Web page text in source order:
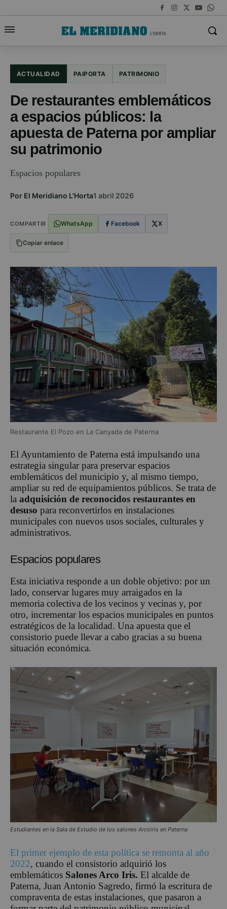
ACTUALIDAD PAIPORTA PATRIMONIO
De restaurantes emblemáticos
a espacios públicos: la
apuesta de Paterna por ampliar
su patrimonio
Espacios populares
Por El Meridiano L'Horta1 abril 2026
COMPARTIR WhatsApp Facebook X
Copiar enlace
Restaurante El Pozo en La Canyada de Paterna
El Ayuntamiento de Paterna está impulsando una
estrategia singular para preservar espacios
emblemáticos del municipio y, al mismo tiempo,
ampliar su red de equipamientos públicos. Se trata de
la adquisición de reconocidos restaurantes en
desuso para reconvertirlos en instalaciones
municipales con nuevos usos sociales, culturales y
administrativos.
Espacios populares
Esta iniciativa responde a un doble objetivo: por un
lado, conservar lugares muy arraigados en la
memoria colectiva de los vecinos y vecinas y, por
otro, incrementar los espacios municipales en puntos
estratégicos de la localidad. Una apuesta que el
consistorio puede llevar a cabo gracias a su buena
situación económica.
Estudiantes en la Sala de Estudio de los salones Arcoiris en Paterna
El primer ejemplo de esta política se remonta al año
2022, cuando el consistorio adquirió los
emblemáticos Salones Arco Iris. El alcalde de
Paterna, Juan Antonio Sagredo, firmó la escritura de
compraventa de estas instalaciones, que pasaron a